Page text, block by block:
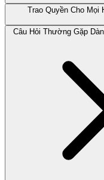
Trao Quyền Cho Mọi
Câu Hỏi Thường Gặp